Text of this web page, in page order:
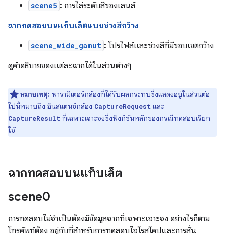
scene5 : การไล่ระดับสีของเลนส์
ฉากทดสอบบนแท็บเล็ตแบบช่วงสีกว้าง
scene_wide_gamut : โปรไฟล์และช่วงสีที่มีขอบเขตกว้าง
ดูคำอธิบายของแต่ละฉากได้ในส่วนต่างๆ
หมายเหตุ: พารามิเตอร์กล้องที่ได้รับผลกระทบซึ่งแสดงอยู่ในส่วนต่อ
ไปนี้หมายถึง อินสแตนซ์กล้อง CaptureRequest และ
CaptureResult ที่เฉพาะเจาะจงซึ่งฟังก์ชันหลักของกรณีทดสอบเรียก
ใช้
ฉากทดสอบบนแท็บเล็ต
scene0
การทดสอบไม่จำเป็นต้องมีข้อมูลฉากที่เฉพาะเจาะจง อย่างไรก็ตาม
โทรศัพท์ต้อง อยู่กับที่สำหรับการทดสอบไจโรสโคปและการสั่น